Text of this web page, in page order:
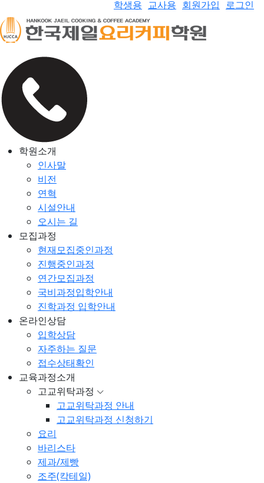
학생용 교사용 회원가입 로그인
학원소개
인사말
비전
연혁
시설안내
오시는 길
모집과정
현재모집중인과정
진행중인과정
연간모집과정
국비과정입학안내
진학과정 입학안내
온라인상담
입학상담
자주하는 질문
접수상태확인
교육과정소개
고교위탁과정
고교위탁과정 안내
고교위탁과정 신청하기
요리
바리스타
제과/제빵
조주(칵테일)